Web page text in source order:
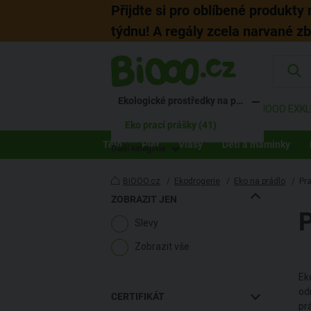
Přijdte si pro oblíbené produkty
týdnu! A regály zcela narvané
ZNAČKY AKCE BIOOO
Tělo Pleť Vlasy Děti a maminky
BiOOO.cz / Ekodrogerie / Eko na prádlo /
Ekologická drogerie (399)
Ekologické prostředky na prádlo (163)
Eko prací prášky (41)
Další kategorie
ZOBRAZIT JEN
Slevy
Zobrazit vše
CERTIFIKÁT